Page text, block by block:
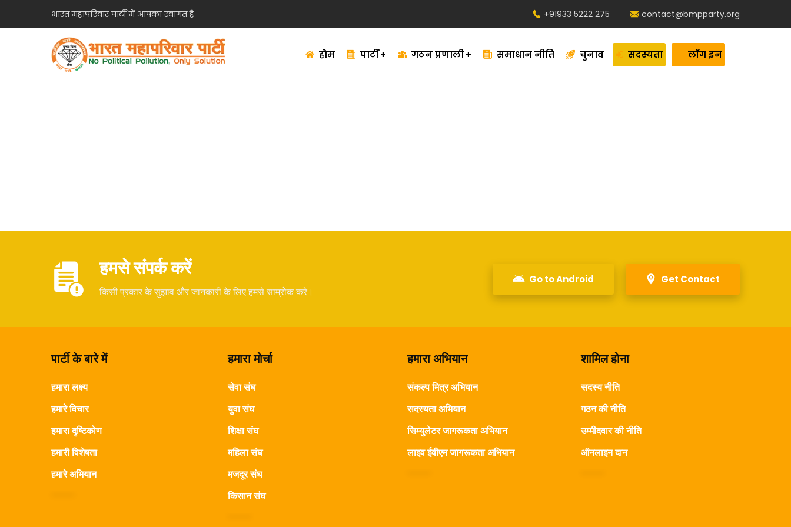
भारत महापरिवार पार्टी में आपका स्वागत है +91933 5222 275 contact@bmpparty.org
होम पार्टी गठन प्रणाली समाधान नीति चुनाव सदस्यता लॉग इन
हमसे संपर्क करें
किसी प्रकार के सुझाव और जानकारी के लिए हमसे साम्रोक करे।
Go to Android Get Contact
पार्टी के बारे में
हमारा लक्ष्य
हमारे विचार
हमारा दृष्टिकोण
हमारी विशेषता
हमारे अभियान
हमारा मोर्चा
सेवा संघ
युवा संघ
शिक्षा संघ
महिला संघ
मजदूर संघ
किसान संघ
हमारा अभियान
संकल्प मित्र अभियान
सदस्यता अभियान
सिम्युलेटर जागरूकता अभियान
लाइव ईवीएम जागरूकता अभियान
शामिल होना
सदस्य नीति
गठन की नीति
उम्मीदवार की नीति
ऑनलाइन दान